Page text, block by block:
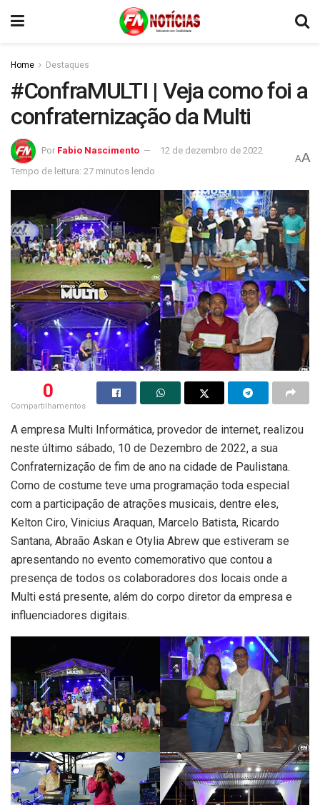
Home Destaques
#ConfraMULTI | Veja como foi a
confraternização da Multi
Por Fabio Nascimento
12 de dezembro de 2022
Tempo de leitura: 27 minutos lendo
AA
0
Compartilhamentos
A empresa Multi Informática, provedor de internet, realizou
neste último sábado, 10 de Dezembro de 2022, a sua
Confraternização de fim de ano na cidade de Paulistana.
Como de costume teve uma programação toda especial
com a participação de atrações musicais, dentre eles,
Kelton Ciro, Vinicius Araquan, Marcelo Batista, Ricardo
Santana, Abraão Askan e Otylia Abrew que estiveram se
apresentando no evento comemorativo que contou a
presença de todos os colaboradores dos locais onde a
Multi está presente, além do corpo diretor da empresa e
influenciadores digitais.